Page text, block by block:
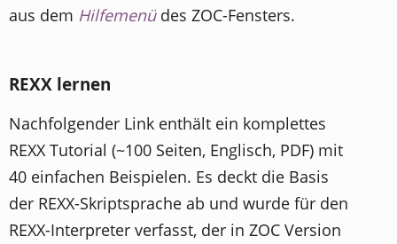
aus dem Hilfemenüdes ZOC-Fensters.
REXX lernen
Nachfolgender Link enthält ein komplettes
REXX Tutorial (~100 Seiten, Englisch, PDF) mit
40 einfachen Beispielen. Es deckt die Basis
der REXX-Skriptsprache ab und wurde für den
REXX-Interpreter verfasst, der in ZOC Version